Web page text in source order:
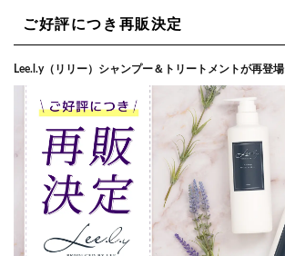
ご好評につき再販決定
Lee.l.y（リリー）シャンプー＆トリートメントが再登場